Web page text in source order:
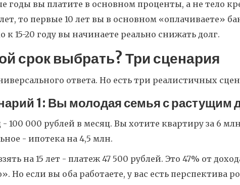
годы вы платите в основном проценты, а не тело
то первые 10 лет вы в основном «оплачиваете»
к 15-20 году вы начинаете реально снижать долг.
срок выбрать? Три сценария
ответа. Но есть три реалистичных
1: Вы молодая семья с растущим
- 100 000 рублей в месяц. Вы хотите квартиру за 6
- ипотека на 4,5 млн.
на 15 лет - платеж 47 500 рублей. Это 47% от
Но если вы оба работаете, у вас есть перспектива